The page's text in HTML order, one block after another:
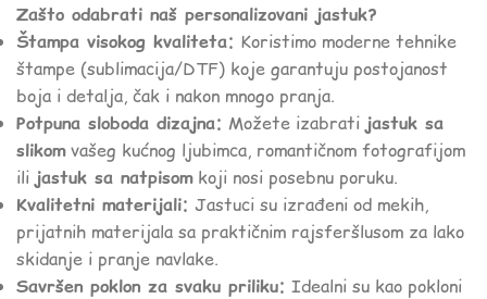
Zašto odabrati naš personalizovani jastuk?
Štampa visokog kvaliteta: Koristimo moderne tehnike
štampe (sublimacija/DTF) koje garantuju postojanost
boja i detalja, čak i nakon mnogo pranja.
Potpuna sloboda dizajna: Možete izabrati jastuk sa
slikomvašeg kućnog ljubimca, romantičnom fotografijom
ili jastuk sa natpisomkoji nosi posebnu poruku.
Kvalitetni materijali: Jastuci su izrađeni od mekih,
prijatnih materijala sa praktičnim rajsferšlusom za lako
skidanje i pranje navlake.
Savršen poklon za svaku priliku: Idealni su kao pokloni